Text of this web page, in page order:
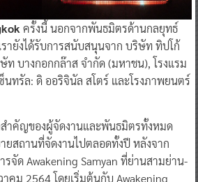
ครั้งนี้ นอกจากพันธมิตรด้านกลยุทธ์
ายังได้รับการสนับสนุนจาก บริษัท ทิปโก้
บางกอกกล๊าส จำกัด (มหาชน), โรงแรม
ำคัญของผู้จัดงานและพันธมิตรทั้งหมด
ยสถานที่จัดงานไปตลอดทั้งปี หลังจาก